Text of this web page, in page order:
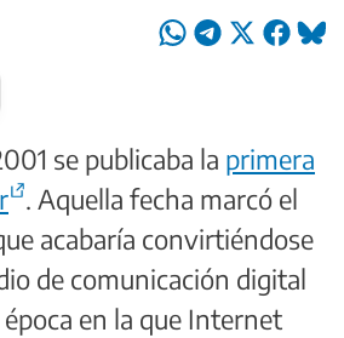
se publicaba la primera
. Aquella fecha marcó el
acabaría convirtiéndose
de comunicación digital
en la que Internet